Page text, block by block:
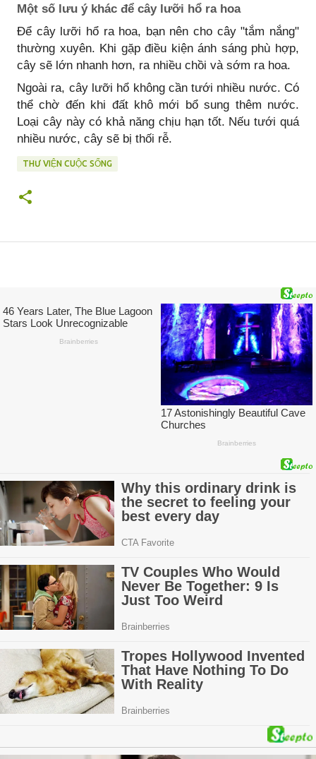
Một số lưu ý khác để cây lưỡi hổ ra hoa
Để cây lưỡi hổ ra hoa, bạn nên cho cây "tắm nắng"
thường xuyên. Khi gặp điều kiện ánh sáng phù hợp,
cây sẽ lớn nhanh hơn, ra nhiều chồi và sớm ra hoa.
Ngoài ra, cây lưỡi hổ không cần tưới nhiều nước. Có
thể chờ đến khi đất khô mới bổ sung thêm nước.
Loại cây này có khả năng chịu hạn tốt. Nếu tưới quá
nhiều nước, cây sẽ bị thối rễ.
THƯ VIỆN CUỘC SỐNG